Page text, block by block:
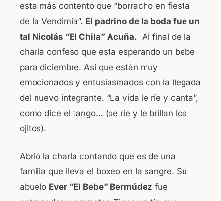
esta más contento que “borracho en fiesta
de la Vendimia”. El padrino de la boda fue un
tal Nicolás “El Chila” Acuña. Al final de la
charla confeso que esta esperando un bebe
para diciembre. Así que están muy
emocionados y entusiasmados con la llegada
del nuevo integrante. “La vida le ríe y canta”,
como dice el tango… (se rié y le brillan los
ojitos).
Abrió la charla contando que es de una
familia que lleva el boxeo en la sangre. Su
abuelo Ever “El Bebe” Bermúdez fue